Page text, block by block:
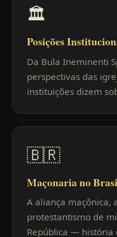
🏛
Posições
Da Bula Ineminenti
perspectivas das
instituições dizem
🇧🇷
Maçonaria no
A aliança maçônica,
protestantismo de
República — história